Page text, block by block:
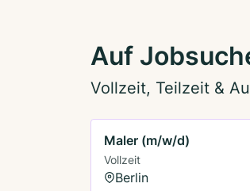
Auf
Vollzeit, Teilzeit &
Maler (m/w/d)
Vollzeit
Berlin